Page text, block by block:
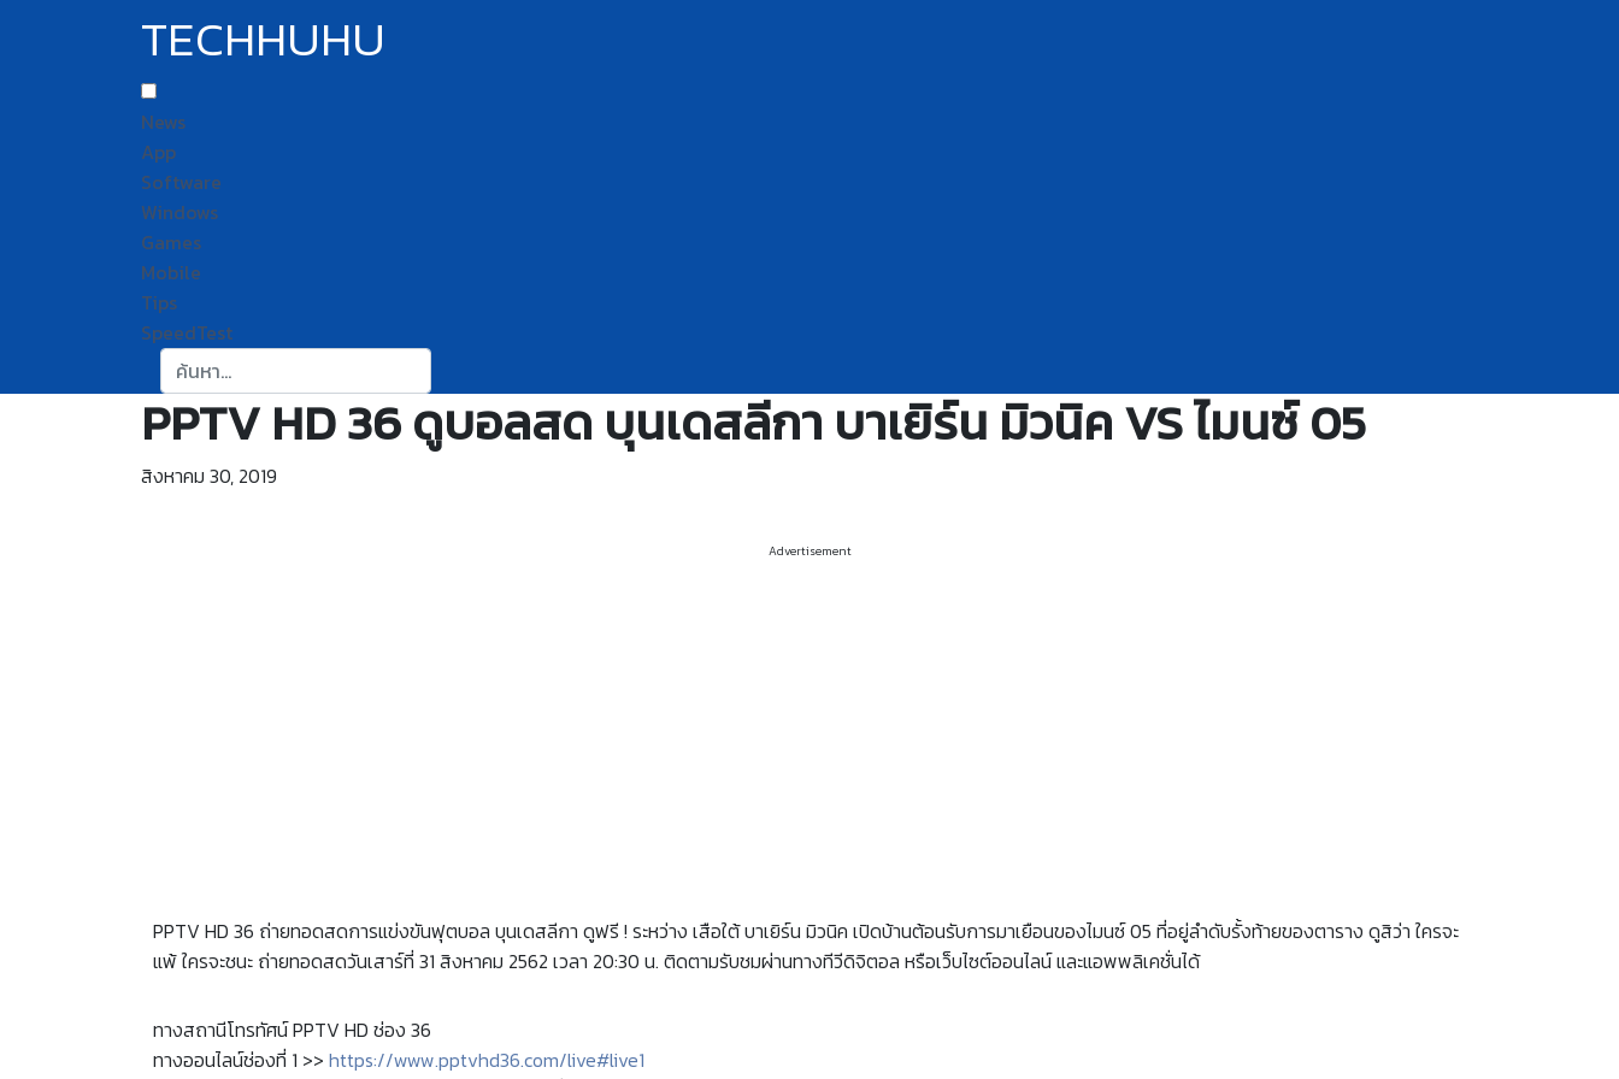
TECHHUHU
News
App
Software
Windows
Games
Mobile
Tips
SpeedTest
ค้นหา:
PPTV HD 36 ดูบอลสด บุนเดสลีกา บาเยิร์น มิวนิค VS ไมนซ์ 05
สิงหาคม 30, 2019
Advertisement
PPTV HD 36 ถ่ายทอดสดการแข่งขันฟุตบอล บุนเดสลีกา ดูฟรี ! ระหว่าง เสือใต้ บาเยิร์น มิวนิค เปิดบ้านต้อนรับการมาเยือนของไมนซ์ 05 ที่อยู่ลำดับรั้งท้ายของตาราง ดูสิว่า ใครจะ
แพ้ ใครจะชนะ ถ่ายทอดสดวันเสาร์ที่ 31 สิงหาคม 2562 เวลา 20:30 น. ติดตามรับชมผ่านทางทีวีดิจิตอล หรือเว็บไซต์ออนไลน์ และแอพพลิเคชั่นได้
ทางสถานีโทรทัศน์ PPTV HD ช่อง 36
ทางออนไลน์ช่องที่ 1 >> https://www.pptvhd36.com/live#live1